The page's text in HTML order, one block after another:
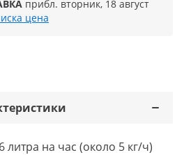
прибл. вторник, 18 август
цена
литра на час (около 5 кг/ч)